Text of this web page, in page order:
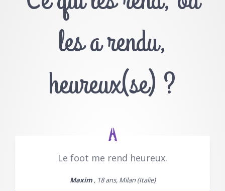
les a rendu,
heureux(se) ?
Le foot me rend heureux.
Maxim, 18 ans, Milan (Italie)